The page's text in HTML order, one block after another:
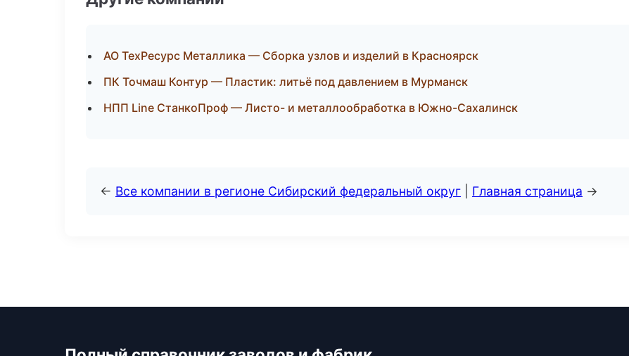
АО ТехРесурс Металлика — Сборка узлов и изделий в Красноярск
ПК Точмаш Контур — Пластик: литьё под давлением в Мурманск
НПП Line СтанкоПроф — Листо- и металлообработка в Южно-Сахалинск
← Все компании в регионе Сибирский федеральный округ Главная страница →